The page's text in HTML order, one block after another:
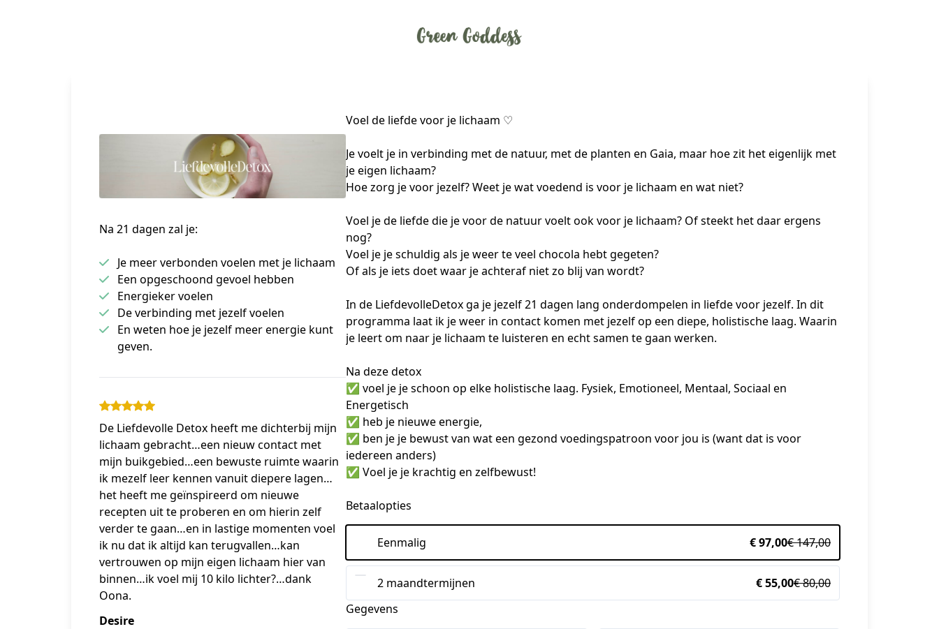
Na 21 dagen zal je:
Je meer verbonden voelen met je lichaam
Een opgeschoond gevoel hebben
Energieker voelen
De verbinding met jezelf voelen
En weten hoe je jezelf meer energie kunt
geven.
De Liefdevolle Detox heeft me dichterbij mijn
lichaam gebracht…een nieuw contact met
mijn buikgebied…een bewuste ruimte waarin
ik mezelf leer kennen vanuit diepere lagen…
het heeft me geïnspireerd om nieuwe
recepten uit te proberen en om hierin zelf
verder te gaan…en in lastige momenten voel
ik nu dat ik altijd kan terugvallen…kan
vertrouwen op mijn eigen lichaam hier van
binnen…ik voel mij 10 kilo lichter?…dank
Oona.
Desire
Voel de liefde voor je lichaam ♡
Je voelt je in verbinding met de natuur, met de planten en Gaia, maar hoe zit het eigenlijk met
je eigen lichaam?
Hoe zorg je voor jezelf? Weet je wat voedend is voor je lichaam en wat niet?
Voel je de liefde die je voor de natuur voelt ook voor je lichaam? Of steekt het daar ergens
nog?
Voel je je schuldig als je weer te veel chocola hebt gegeten?
Of als je iets doet waar je achteraf niet zo blij van wordt?
In de LiefdevolleDetox ga je jezelf 21 dagen lang onderdompelen in liefde voor jezelf. In dit
programma laat ik je weer in contact komen met jezelf op een diepe, holistische laag. Waarin
je leert om naar je lichaam te luisteren en echt samen te gaan werken.
Na deze detox
✅ voel je je schoon op elke holistische laag. Fysiek, Emotioneel, Mentaal, Sociaal en
Energetisch
✅ heb je nieuwe energie,
✅ ben je je bewust van wat een gezond voedingspatroon voor jou is (want dat is voor
iedereen anders)
✅ Voel je je krachtig en zelfbewust!
Betaalopties
Eenmalig € 97,00€ 147,00
2 maandtermijnen € 55,00€ 80,00
Gegevens